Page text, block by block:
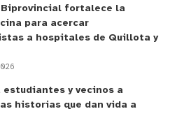
hinchazón, dificultad
y muy característico,
Si identifica
en algún ave u otro
al SAG o Sernapesca”,
Biprovincial fortalece la
para acercar
a hospitales de Quillota y
y vecinos a
historias que dan vida a